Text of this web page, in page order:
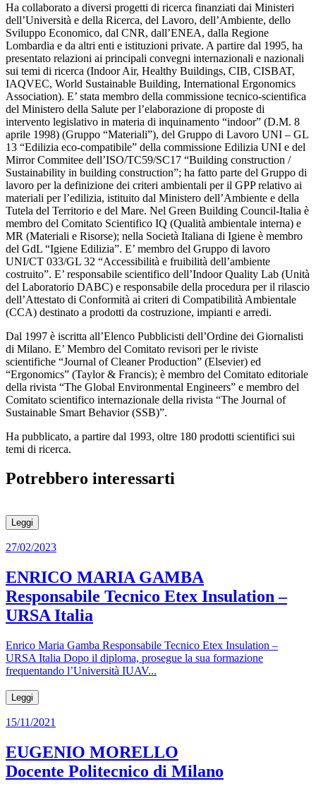
Ha collaborato a diversi progetti di ricerca finanziati dai Ministeri
dell’Università e della Ricerca, del Lavoro, dell’Ambiente, dello
Sviluppo Economico, dal CNR, dall’ENEA, dalla Regione
Lombardia e da altri enti e istituzioni private. A partire dal 1995, ha
presentato relazioni ai principali convegni internazionali e nazionali
sui temi di ricerca (Indoor Air, Healthy Buildings, CIB, CISBAT,
IAQVEC, World Sustainable Building, International Ergonomics
Association). E’ stata membro della commissione tecnico-scientifica
del Ministero della Salute per l’elaborazione di proposte di
intervento legislativo in materia di inquinamento “indoor” (D.M. 8
aprile 1998) (Gruppo “Materiali”), del Gruppo di Lavoro UNI – GL
13 “Edilizia eco-compatibile” della commissione Edilizia UNI e del
Mirror Commitee dell’ISO/TC59/SC17 “Building construction /
Sustainability in building construction”; ha fatto parte del Gruppo di
lavoro per la definizione dei criteri ambientali per il GPP relativo ai
materiali per l’edilizia, istituito dal Ministero dell’Ambiente e della
Tutela del Territorio e del Mare. Nel Green Building Council-Italia è
membro del Comitato Scientifico IQ (Qualità ambientale interna) e
MR (Materiali e Risorse); nella Società Italiana di Igiene è membro
del GdL “Igiene Edilizia”. E’ membro del Gruppo di lavoro
UNI/CT 033/GL 32 “Accessibilità e fruibilità dell’ambiente
costruito”. E’ responsabile scientifico dell’Indoor Quality Lab (Unità
del Laboratorio DABC) e responsabile della procedura per il rilascio
dell’Attestato di Conformità ai criteri di Compatibilità Ambientale
(CCA) destinato a prodotti da costruzione, impianti e arredi.
Dal 1997 è iscritta all’Elenco Pubblicisti dell’Ordine dei Giornalisti
di Milano. E’ Membro del Comitato revisori per le riviste
scientifiche “Journal of Cleaner Production” (Elsevier) ed
“Ergonomics” (Taylor & Francis); è membro del Comitato editoriale
della rivista “The Global Environmental Engineers” e membro del
Comitato scientifico internazionale della rivista “The Journal of
Sustainable Smart Behavior (SSB)”.
Ha pubblicato, a partire dal 1993, oltre 180 prodotti scientifici sui
temi di ricerca.
Potrebbero interessarti
Leggi
27/02/2023
ENRICO MARIA GAMBA
Responsabile Tecnico Etex Insulation –
URSA Italia
Enrico Maria Gamba Responsabile Tecnico Etex Insulation –
URSA Italia Dopo il diploma, prosegue la sua formazione
frequentando l’Università IUAV...
Leggi
15/11/2021
EUGENIO MORELLO
Docente Politecnico di Milano